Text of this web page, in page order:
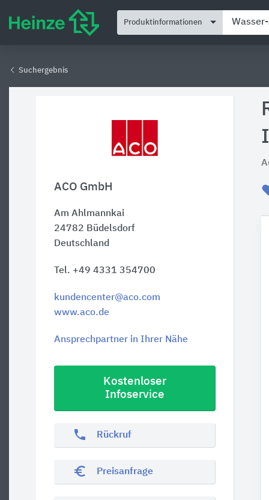
Produktinformationen
Suchergebnis
ACO GmbH
Am Ahlmannkai
24782 Büdelsdorf
Deutschland
Tel. +49 4331 354700
kundencenter@aco.com
www.aco.de
Ansprechpartner in Ihrer Nähe
Kostenloser
Infoservice
phone Rückruf
euro_symbol Preisanfrage